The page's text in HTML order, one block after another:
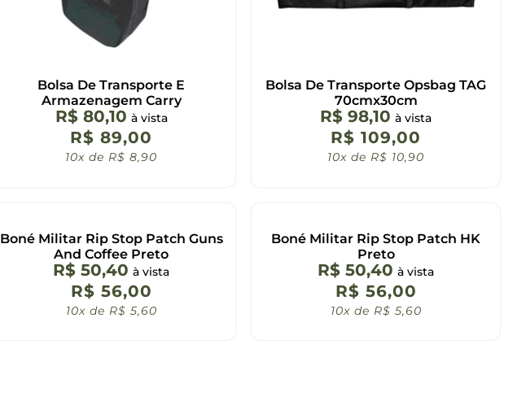
Bolsa De Transporte E
Armazenagem Carry
R$80,10 à vista
R$ 89,00
10x de R$ 8,90
Bolsa De Transporte Opsbag TAG
70cmx30cm
R$ 98,10 à vista
R$ 109,00
10x de R$ 10,90
Boné Militar Rip Stop Patch Guns
And Coffee Preto
R$ 50,40 à vista
R$ 56,00
10x de R$ 5,60
Boné Militar Rip Stop Patch HK
Preto
R$ 50,40 à vista
R$ 56,00
10x de R$ 5,60